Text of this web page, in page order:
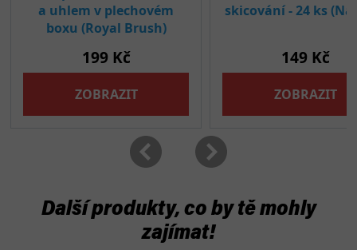
Další produkty, co by tě mohly
zajímat!